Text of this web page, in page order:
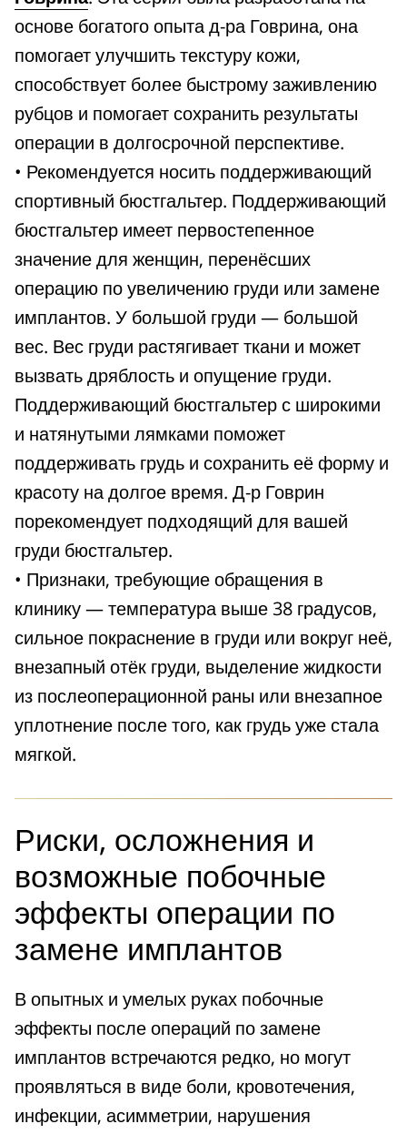
основе богатого опыта д-ра Говрина, она
помогает улучшить текстуру кожи,
способствует более быстрому заживлению
рубцов и помогает сохранить результаты
операции в долгосрочной перспективе.
• Рекомендуется носить поддерживающий
спортивный бюстгальтер. Поддерживающий
бюстгальтер имеет первостепенное
значение для женщин, перенёсших
операцию по увеличению груди или замене
имплантов. У большой груди — большой
вес. Вес груди растягивает ткани и может
вызвать дряблость и опущение груди.
Поддерживающий бюстгальтер с широкими
и натянутыми лямками поможет
поддерживать грудь и сохранить её форму и
красоту на долгое время. Д-р Говрин
порекомендует подходящий для вашей
груди бюстгальтер.
• Признаки, требующие обращения в
клинику — температура выше 38 градусов,
сильное покраснение в груди или вокруг неё,
внезапный отёк груди, выделение жидкости
из послеоперационной раны или внезапное
уплотнение после того, как грудь уже стала
мягкой.
Риски, осложнения и
возможные побочные
эффекты операции по
замене имплантов
В опытных и умелых руках побочные
эффекты после операций по замене
имплантов встречаются редко, но могут
проявляться в виде боли, кровотечения,
инфекции, асимметрии, нарушения